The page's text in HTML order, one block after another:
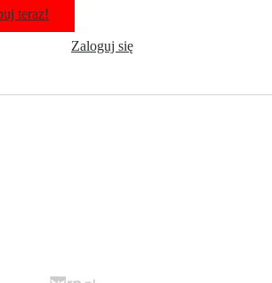
teraz!
Zaloguj się